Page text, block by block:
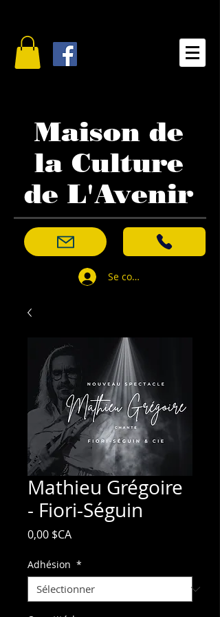
Maison de
la Culture
de L'Avenir
Se connecter
Mathieu Grégoire
- Fiori-Séguin
0,00 $CAPrix
Adhésion *